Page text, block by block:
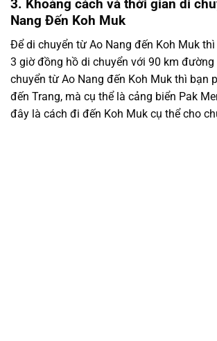
3. Khoảng cách và thời gian di
Nang Đến Koh Muk
Để di chuyển từ Ao Nang đến Koh Muk
3 giờ đồng hồ di chuyển với 90 km đường
chuyển từ Ao Nang đến Koh Muk thì bạn
đến Trang, mà cụ thể là cảng biển Pak
đây là cách đi đến Koh Muk cụ thể cho